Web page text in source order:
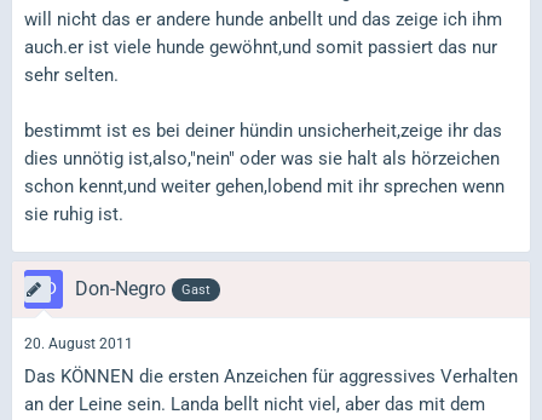
will nicht das er andere hunde anbellt und das zeige ich ihm
auch.er ist viele hunde gewöhnt,und somit passiert das nur
sehr selten.
bestimmt ist es bei deiner hündin unsicherheit,zeige ihr das
dies unnötig ist,also,"nein" oder was sie halt als hörzeichen
schon kennt,und weiter gehen,lobend mit ihr sprechen wenn
sie ruhig ist.
Don-Negro Gast
20. August 2011
Das KÖNNEN die ersten Anzeichen für aggressives Verhalten
an der Leine sein. Landa bellt nicht viel, aber das mit dem